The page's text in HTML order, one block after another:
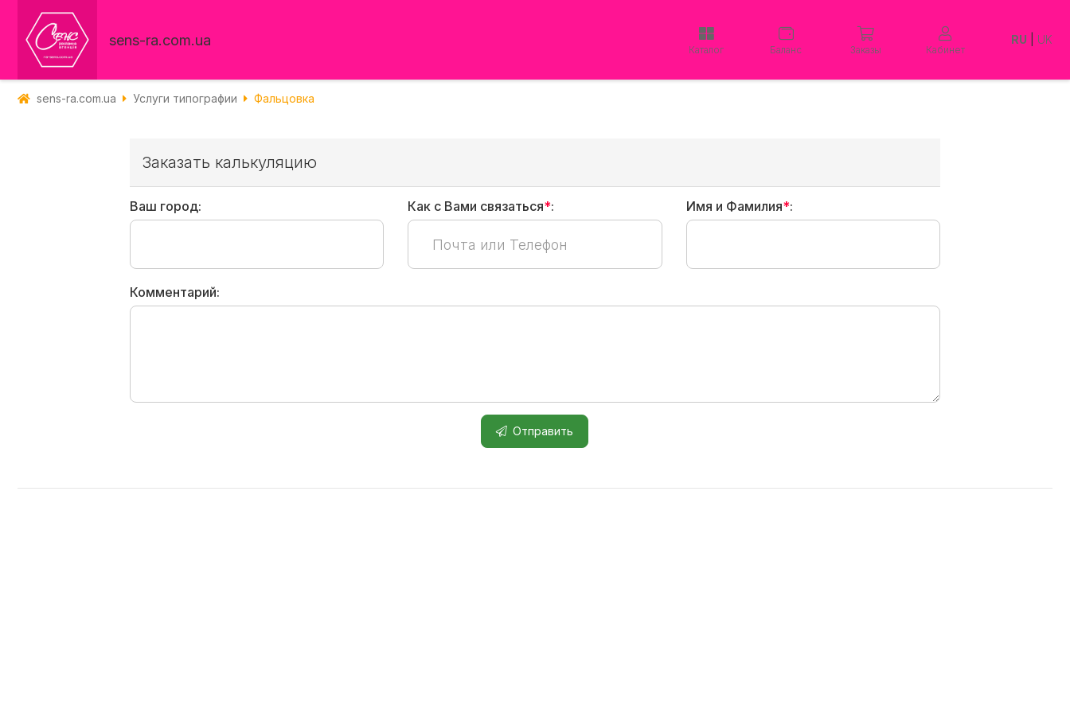
sens-ra.com.ua
Каталог Баланс Заказы Кабинет
RU UK
sens-ra.com.ua Услуги типографии Фальцовка
Заказать калькуляцию
Ваш город: Как с Вами связаться*: Имя и Фамилия*:
Комментарий:
Отправить